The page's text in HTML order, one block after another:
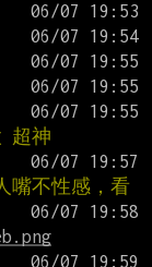
超神
嘴不性感，看